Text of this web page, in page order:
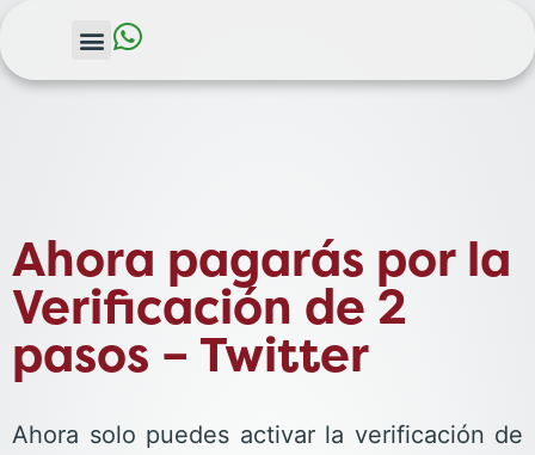
Ahora pagarás por la
Verificación de 2
pasos – Twitter
Ahora solo puedes activar la verificación de